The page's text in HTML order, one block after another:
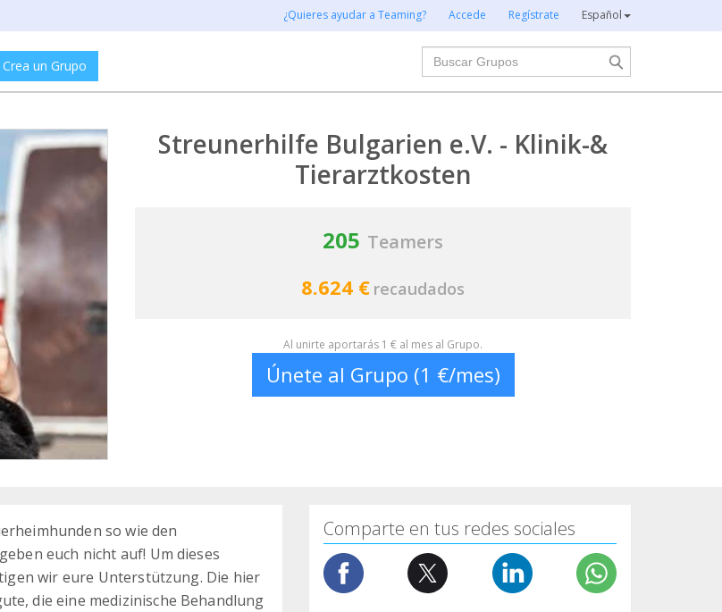
¿Quieres ayudar a Teaming? Accede Regístrate Español
Crea un Grupo
Buscar
Streunerhilfe Bulgarien e.V. - Klinik-&
Tierarztkosten
205 Teamers
8.624 € recaudados
Al unirte aportarás 1 € al mes al Grupo.
Únete al Grupo (1 €/mes)
so wie den
euch nicht auf! Um dieses
wir eure Unterstützung. Die hier
die eine medizinische Behandlung
Comparte en tus redes sociales